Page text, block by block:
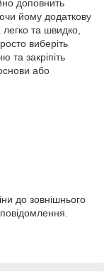
доповнить
йому додаткову
та швидко,
виберіть
та закріпіть
або
до зовнішнього